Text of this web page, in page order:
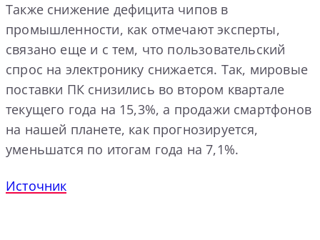
Также снижение дефицита чипов в
промышленности, как отмечают эксперты,
связано еще и с тем, что пользовательский
спрос на электронику снижается. Так, мировые
поставки ПК снизились во втором квартале
текущего года на 15,3%, а продажи смартфонов
на нашей планете, как прогнозируется,
уменьшатся по итогам года на 7,1%.
Источник